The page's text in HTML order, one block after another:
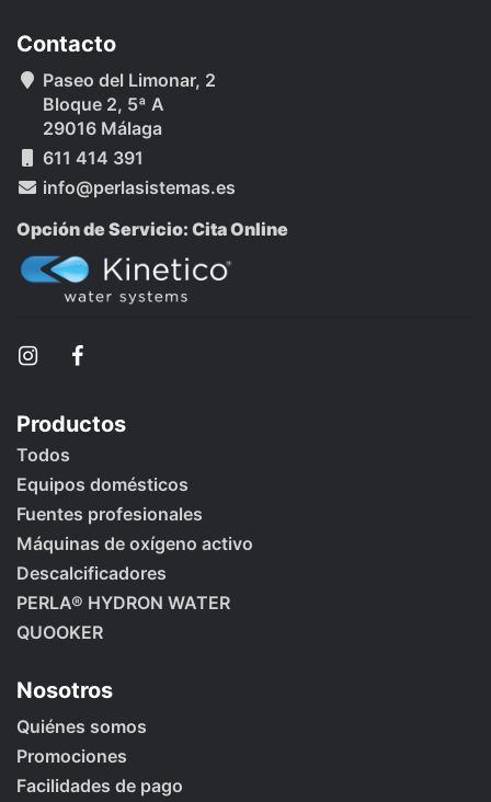
Contacto
Paseo del Limonar, 2
Bloque 2, 5ª A
29016 Málaga
611 414 391
info@perlasistemas.es
Opción de Servicio: Cita Online
Productos
Todos
Equipos domésticos
Fuentes profesionales
Máquinas de oxígeno activo
Descalcificadores
PERLA® HYDRON WATER
QUOOKER
Nosotros
Quiénes somos
Promociones
Facilidades de pago